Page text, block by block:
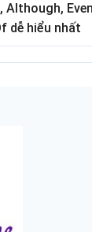
Although,
dễ hiểu nhất